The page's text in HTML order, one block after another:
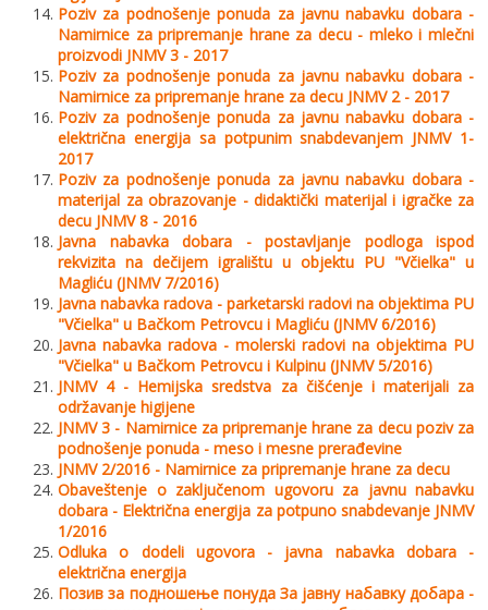
Poziv za podnošenje ponuda za javnu nabavku dobara -
Namirnice za pripremanje hrane za decu - mleko i mlečni
proizvodi JNMV 3 - 2017
Poziv za podnošenje ponuda za javnu nabavku dobara -
Namirnice za pripremanje hrane za decu JNMV 2 - 2017
Poziv za podnošenјe ponuda za javnu nabavku dobara -
električna energija sa potpunim snabdevanjem JNMV 1-
2017
Poziv za podnošenјe ponuda za javnu nabavku dobara -
materijal za obrazovanјe - didaktički materijal i igračke za
decu JNMV 8 - 2016
Javna nabavka dobara - postavlјanje podloga ispod
rekvizita na dečijem igralištu u objektu PU "Včielka" u
Magliću (JNMV 7/2016)
Javna nabavka radova - parketarski radovi na objektima PU
"Včielka" u Bačkom Petrovcu i Magliću (JNMV 6/2016)
Javna nabavka radova - molerski radovi na objektima PU
"Včielka" u Bačkom Petrovcu i Kulpinu (JNMV 5/2016)
JNMV 4 - Hemijska sredstva za čišćenje i materijali za
održavanje higijene
JNMV 3 - Namirnice za pripremanje hrane za decu poziv za
podnošenje ponuda - meso i mesne prerađevine
JNMV 2/2016 - Namirnice za pripremanje hrane za decu
Obaveštenje o zaklјučenom ugovoru za javnu nabavku
dobara - Električna energija za potpuno snabdevanje JNMV
1/2016
Odluka o dodeli ugovora - javna nabavka dobara -
električna energija
Позив за подношење понуда За јавну набавку добара -